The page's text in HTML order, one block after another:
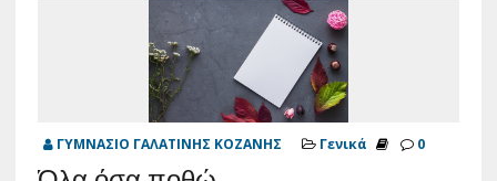
ΓΥΜΝΑΣΙΟ ΓΑΛΑΤΙΝΗΣ ΚΟΖΑΝΗΣ Γενικά 0